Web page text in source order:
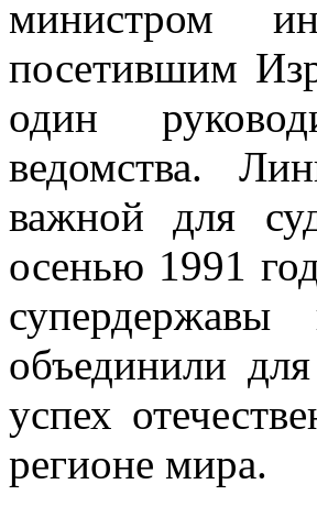
министром
посетившим
один
ведомства.
важной для
осенью 1991
объединили
успех
регионе мира.